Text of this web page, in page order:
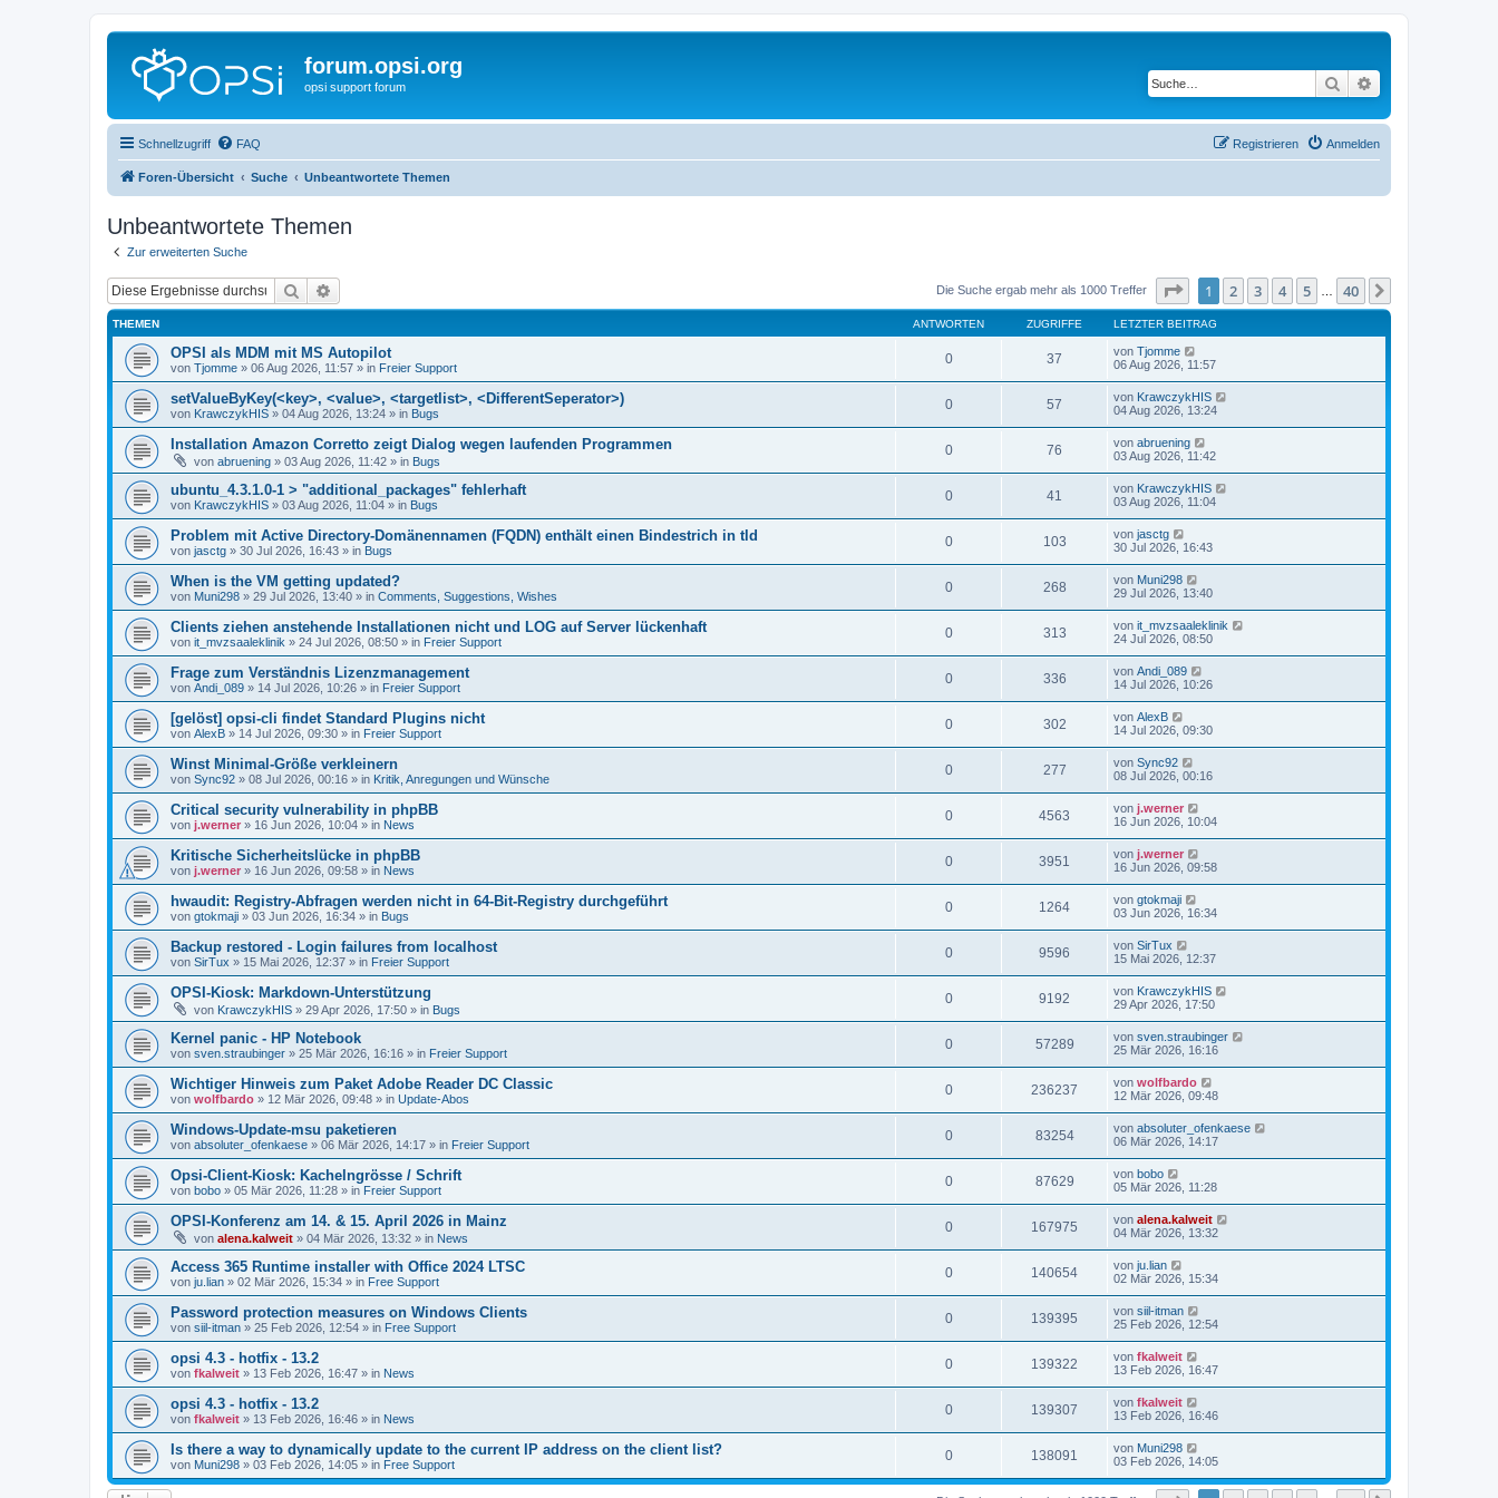
forum.opsi.org
opsi support forum Suche
Schnellzugriff FAQ Anmelden
Registrieren
Foren-Übersicht Suche Unbeantwortete Themen
Unbeantwortete Themen
Zur erweiterten Suche
Suche Die Suche ergab mehr als 1000 Treffer Seite von40
1 2 3 4 5 40
THEMEN ANTWORTEN ZUGRIFFE LETZTER BEITRAG
OPSI als MDM mit MS Autopilot
von Tjomme » 06 Aug 2026, 11:57 » in Freier Support
0 37 von Tjomme
06 Aug 2026, 11:57
setValueByKey(<key>, <value>, <targetlist>, <DifferentSeperator>)
von KrawczykHIS » 04 Aug 2026, 13:24 » in Bugs
0 57 von KrawczykHIS
04 Aug 2026, 13:24
Installation Amazon Corretto zeigt Dialog wegen laufenden Programmen
von abruening » 03 Aug 2026, 11:42 » in Bugs
0 76 von abruening
03 Aug 2026, 11:42
ubuntu_4.3.1.0-1 > "additional_packages" fehlerhaft
von KrawczykHIS » 03 Aug 2026, 11:04 » in Bugs
0 41 von KrawczykHIS
03 Aug 2026, 11:04
Problem mit Active Directory-Domänennamen (FQDN) enthält einen Bindestrich in tld
von jasctg » 30 Jul 2026, 16:43 » in Bugs
0 103 von jasctg
30 Jul 2026, 16:43
When is the VM getting updated?
von Muni298 » 29 Jul 2026, 13:40 » in Comments, Suggestions, Wishes
0 268 von Muni298
29 Jul 2026, 13:40
Clients ziehen anstehende Installationen nicht und LOG auf Server lückenhaft
von it_mvzsaaleklinik » 24 Jul 2026, 08:50 » in Freier Support
0 313 von it_mvzsaaleklinik
24 Jul 2026, 08:50
Frage zum Verständnis Lizenzmanagement
von Andi_089 » 14 Jul 2026, 10:26 » in Freier Support
0 336 von Andi_089
14 Jul 2026, 10:26
[gelöst] opsi-cli findet Standard Plugins nicht
von AlexB » 14 Jul 2026, 09:30 » in Freier Support
0 302 von AlexB
14 Jul 2026, 09:30
Winst Minimal-Größe verkleinern
von Sync92 » 08 Jul 2026, 00:16 » in Kritik, Anregungen und Wünsche
0 277 von Sync92
08 Jul 2026, 00:16
Critical security vulnerability in phpBB
von j.werner » 16 Jun 2026, 10:04 » in News
0 4563 von j.werner
16 Jun 2026, 10:04
Kritische Sicherheitslücke in phpBB
von j.werner » 16 Jun 2026, 09:58 » in News
0 3951 von j.werner
16 Jun 2026, 09:58
hwaudit: Registry-Abfragen werden nicht in 64-Bit-Registry durchgeführt
von gtokmaji » 03 Jun 2026, 16:34 » in Bugs
0 1264 von gtokmaji
03 Jun 2026, 16:34
Backup restored - Login failures from localhost
von SirTux » 15 Mai 2026, 12:37 » in Freier Support
0 9596 von SirTux
15 Mai 2026, 12:37
OPSI-Kiosk: Markdown-Unterstützung
von KrawczykHIS » 29 Apr 2026, 17:50 » in Bugs
0 9192 von KrawczykHIS
29 Apr 2026, 17:50
Kernel panic - HP Notebook
von sven.straubinger » 25 Mär 2026, 16:16 » in Freier Support
0 57289 von sven.straubinger
25 Mär 2026, 16:16
Wichtiger Hinweis zum Paket Adobe Reader DC Classic
von wolfbardo » 12 Mär 2026, 09:48 » in Update-Abos
0 236237 von wolfbardo
12 Mär 2026, 09:48
Windows-Update-msu paketieren
von absoluter_ofenkaese » 06 Mär 2026, 14:17 » in Freier Support
0 83254 von absoluter_ofenkaese
06 Mär 2026, 14:17
Opsi-Client-Kiosk: Kachelngrösse / Schrift
von bobo » 05 Mär 2026, 11:28 » in Freier Support
0 87629 von bobo
05 Mär 2026, 11:28
OPSI-Konferenz am 14. & 15. April 2026 in Mainz
von alena.kalweit » 04 Mär 2026, 13:32 » in News
0 167975 von alena.kalweit
04 Mär 2026, 13:32
Access 365 Runtime installer with Office 2024 LTSC
von ju.lian » 02 Mär 2026, 15:34 » in Free Support
0 140654 von ju.lian
02 Mär 2026, 15:34
Password protection measures on Windows Clients
von siil-itman » 25 Feb 2026, 12:54 » in Free Support
0 139395 von siil-itman
25 Feb 2026, 12:54
opsi 4.3 - hotfix - 13.2
von fkalweit » 13 Feb 2026, 16:47 » in News
0 139322 von fkalweit
13 Feb 2026, 16:47
opsi 4.3 - hotfix - 13.2
von fkalweit » 13 Feb 2026, 16:46 » in News
0 139307 von fkalweit
13 Feb 2026, 16:46
Is there a way to dynamically update to the current IP address on the client list?
von Muni298 » 03 Feb 2026, 14:05 » in Free Support
0 138091 von Muni298
03 Feb 2026, 14:05